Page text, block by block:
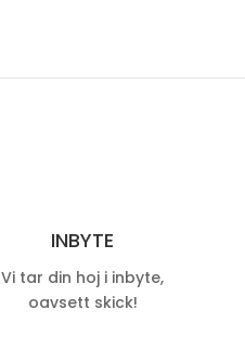
INBYTE
Vi tar din hoj i inbyte,
oavsett skick!